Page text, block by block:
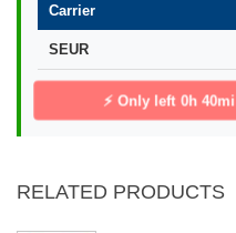
Carrier
SEUR
⚡ Only left0h
RELATED PRODUCTS